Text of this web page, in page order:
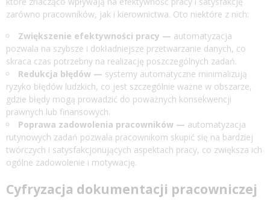
zarówno pracowników, jak i kierownictwa. Oto niektóre z nich:
Zwiększenie efektywności pracy — automatyzacja
pozwala na szybsze i dokładniejsze przetwarzanie danych, co
skraca czas potrzebny na realizację poszczególnych zadań.
Redukcja błędów — systemy automatyczne minimalizują
ryzyko błędów ludzkich, co jest szczególnie ważne w obszarze,
gdzie błędy mogą prowadzić do poważnych konsekwencji
prawnych lub finansowych.
Poprawa zadowolenia pracowników — automatyzacja
rutynowych zadań pozwala pracownikom skupić się na bardziej
twórczych i satysfakcjonujących aspektach pracy, co zwiększa ich
ogólne zadowolenie i motywację.
Cyfryzacja dokumentacji pracowniczej